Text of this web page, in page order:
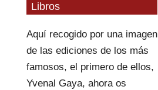
Libros
Aquí recogido por una imagen
de las ediciones de los más
famosos, el primero de ellos,
Yvenal Gaya, ahora os